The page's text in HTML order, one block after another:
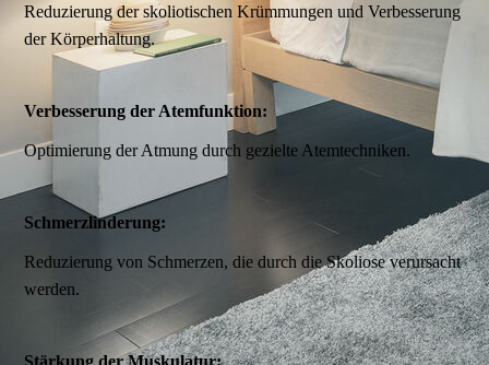
Reduzierung der skoliotischen Krümmungen und Verbesserung
der Körperhaltung.
Verbesserung der Atemfunktion:
Optimierung der Atmung durch gezielte Atemtechniken.
Schmerzlinderung:
Reduzierung von Schmerzen, die durch die Skoliose verursacht
werden.
Stärkung der Muskulatur: